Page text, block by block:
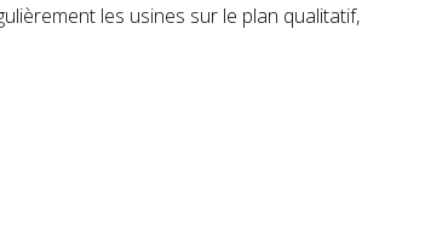
les usines sur le plan qualitatif,